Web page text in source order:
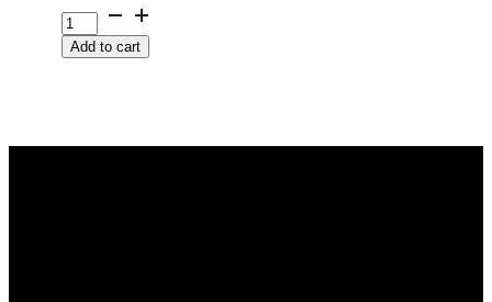
G215/55R17
98V
GRIP
Add to cart